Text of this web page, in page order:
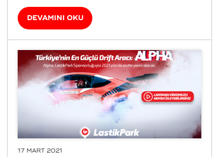
DEVAMINI OKU
17 MART 2021